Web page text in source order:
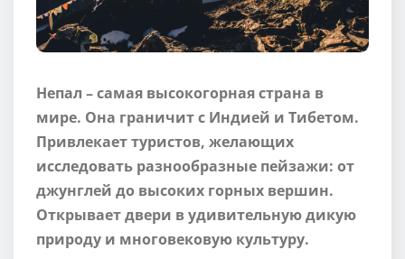
Непал – самая высокогорная страна в
мире. Она граничит с Индией и Тибетом.
Привлекает туристов, желающих
исследовать разнообразные пейзажи: от
джунглей до высоких горных вершин.
Открывает двери в удивительную дикую
природу и многовековую культуру.